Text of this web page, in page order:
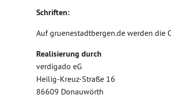
Schriften:
Auf gruenestadtbergen.de werden die
Realisierung durch
verdigado eG
Heilig-Kreuz-Straße 16
86609 Donauwörth